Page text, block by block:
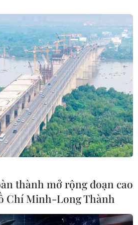
Nha
đội
Những vụ "cắn nhau" trong
lịch sử thể thao thế giới
26/06/2014 03:09
phá
Nữ phóng viên bất ngờ bị
thành mở rộng đoạn cao
Chí Minh-Long Thành